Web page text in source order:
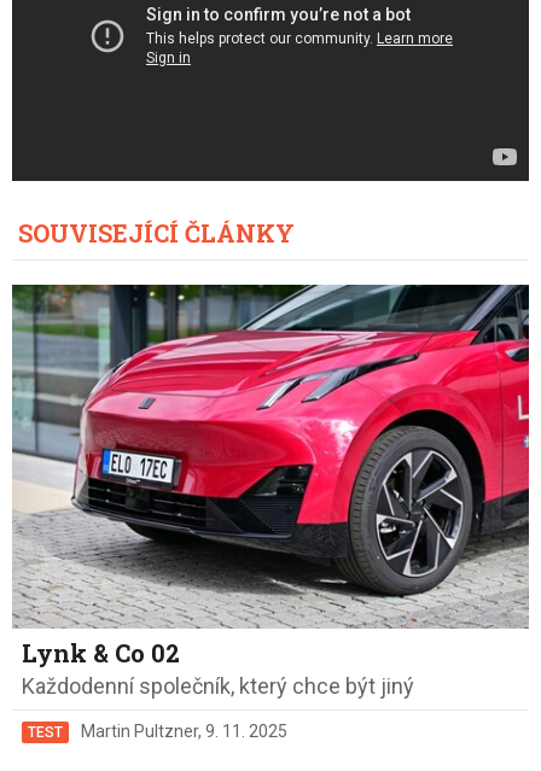
SOUVISEJÍCÍ ČLÁNKY
Lynk & Co 02
Každodenní společník, který chce být jiný
TEST Martin Pultzner, 9. 11. 2025